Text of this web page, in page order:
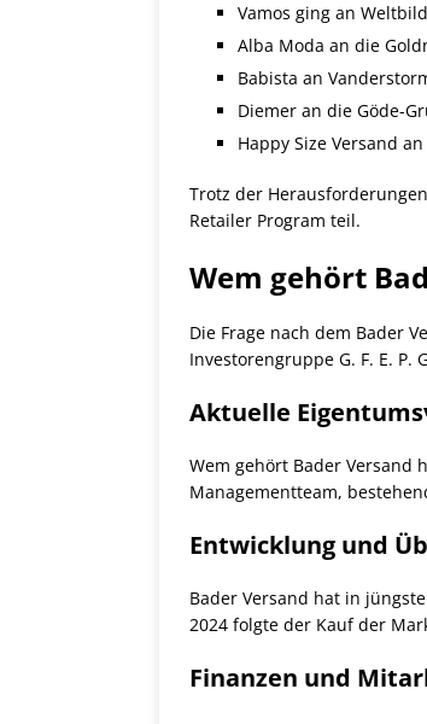
Vamos ging an Weltbild
Alba Moda an die
Babista an
Diemer an die Göde-
Happy Size Versand
Trotz der
Retailer Program teil.
Wem gehört
Die Frage nach dem Bader
Investorengruppe G. F. E.
Aktuelle
Wem gehört Bader Versand
Managementteam,
Entwicklung und
Bader Versand hat in
2024 folgte der Kauf der
Finanzen und